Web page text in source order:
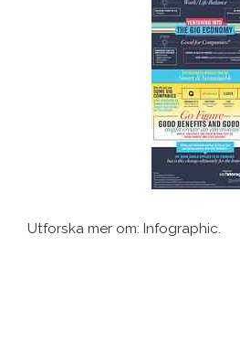
Utforska mer om: Infographic.